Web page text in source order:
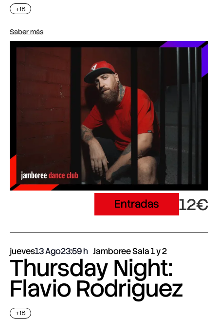
+18
Saber más
Entradas 12€
jueves13 Ago23:59 Jamboree Sala 1 y 2
Thursday Night:
Flavio Rodriguez
+18